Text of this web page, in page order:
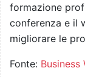
formazione
conferenza e il
migliorare le
Fonte: Business